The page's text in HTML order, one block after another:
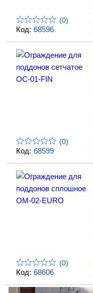
Код: 68596
(0)
Код: 68599
(0)
Код: 68606
(0)